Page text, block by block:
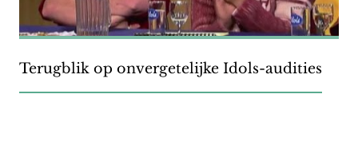
Terugblik op onvergetelijke Idols-audities